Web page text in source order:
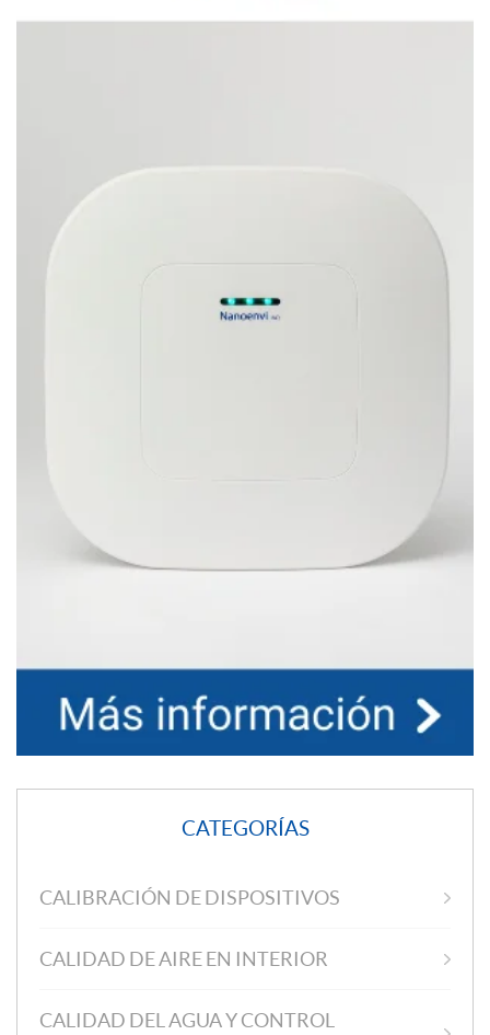
CATEGORÍAS
CALIBRACIÓN DE DISPOSITIVOS
CALIDAD DE AIRE EN INTERIOR
CALIDAD DEL AGUA Y CONTROL